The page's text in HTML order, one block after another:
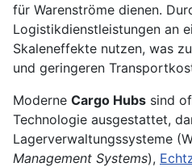
für Warenströme dienen.
Logistikdienstleistungen an
Skaleneffekte nutzen, was
und geringeren
Moderne Cargo Hubs sind
Technologie ausgestattet,
Lagerverwaltungssysteme
Management Systems),